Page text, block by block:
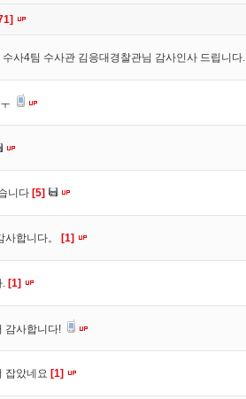
사4팀 수사관 김응대경찰관님 감사인사 드립니다.
니다 [5]
합니다。 [1]
. [1]
감사합니다!
잡았네요 [1]